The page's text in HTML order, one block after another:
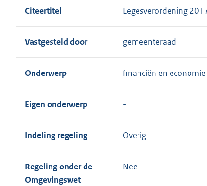
Citeertitel Legesverordening
Vastgesteld door gemeenteraad
Onderwerp financiën en economie
Eigen onderwerp
Indeling regeling Overig
Regeling onder de
Omgevingswet
Nee